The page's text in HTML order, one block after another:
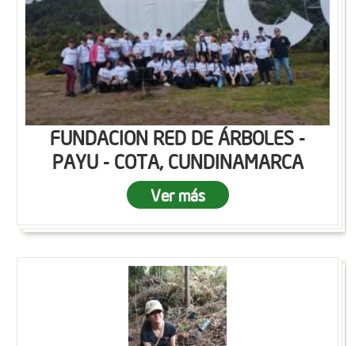
FUNDACION RED DE ÁRBOLES -
PAYU - COTA, CUNDINAMARCA
Ver más